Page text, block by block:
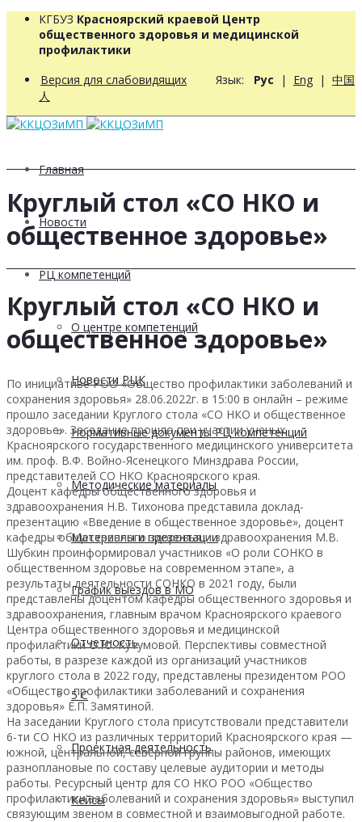
КГБУЗ Красноярский краевой Центр
общественного здоровья и медицинской
профилактики
Версия для слабовидящих Язык: Рус | Eng | 中国
人
Главная
Новости
РЦ компетенций
О центре компетенций
Новости РЦК
Нормативные документы РЦ компетенций
Методические материалы
Материалы и презентации
График выездов в МО
Отчетность
5 С
Проектная деятельность
Кейсы
Круглый стол «СО НКО и
общественное здоровье»
Круглый стол «СО НКО и
общественное здоровье»
По инициативе РОО «Общество профилактики заболеваний и
сохранения здоровья» 28.06.2022г. в 15:00 в онлайн – режиме
прошло заседании Круглого стола «СО НКО и общественное
здоровье». Заседание прошло при участии ученых
Красноярского государственного медицинского университета
им. проф. В.Ф. Войно-Ясенецкого Минздрава России,
представителей СО НКО Красноярского края.
Доцент кафедры общественного здоровья и
здравоохранения Н.В. Тихонова представила доклад-
презентацию «Введение в общественное здоровье», доцент
кафедры общественного здоровья и здравоохранения М.В.
Шубкин проинформировал участников «О роли СОНКО в
общественном здоровье на современном этапе», а
результаты деятельности СОНКО в 2021 году, были
представлены доцентом кафедры общественного здоровья и
здравоохранения, главным врачом Красноярского краевого
Центра общественного здоровья и медицинской
профилактики О.Ю. Кутумовой. Перспективы совместной
работы, в разрезе каждой из организаций участников
круглого стола в 2022 году, представлены президентом РОО
«Общество профилактики заболеваний и сохранения
здоровья» Е.П. Замятиной.
На заседании Круглого стола присутствовали представители
6-ти СО НКО из различных территорий Красноярского края —
южной, центральной, северной группы районов, имеющих
разноплановые по составу целевые аудитории и методы
работы. Ресурсный центр для СО НКО РОО «Общество
профилактики заболеваний и сохранения здоровья» выступил
связующим звеном в совместной и взаимовыгодной работе.